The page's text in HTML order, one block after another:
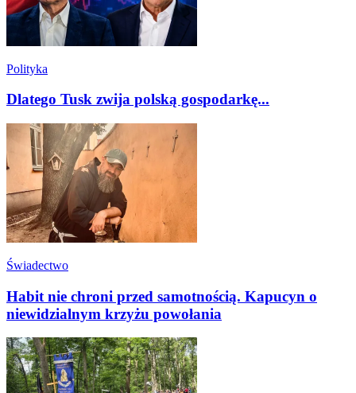
Polityka
Dlatego Tusk zwija polską gospodarkę...
Świadectwo
Habit nie chroni przed samotnością. Kapucyn o
niewidzialnym krzyżu powołania